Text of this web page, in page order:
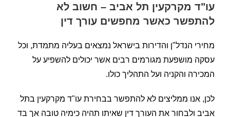
עו"ד מקרקעין תל אביב – חשוב לא
להתפשר כאשר מחפשים עורך דין
מחירי הנדל"ן והדירות בישראל נמצאים בעליה מתמדת, וכל
עסקה מושפעת מגורמים רבים אשר יכולים להשפיע על
המכירה והקניה ועל התהליך כולו.
לכן, אנו ממליצים לא להתפשר בבחירת עו"ד מקרקעין בתל
אביב ולבחור את העורך דין שאיתו תהיה כימיה טובה אך בד